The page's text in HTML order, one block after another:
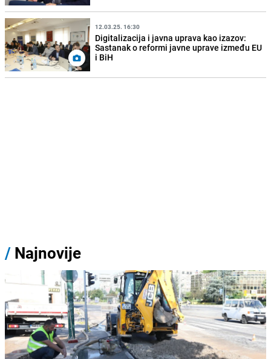
12.03.25. 16:30
Digitalizacija i javna uprava kao izazov:
Sastanak o reformi javne uprave između EU
i BiH
/ Najnovije